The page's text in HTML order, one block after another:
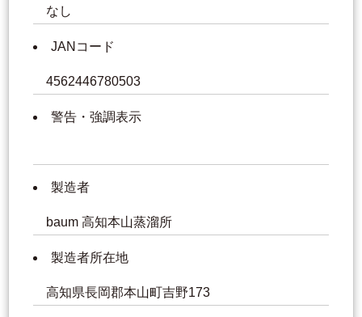
なし
JANコード
4562446780503
警告・強調表示
製造者
baum 高知本山蒸溜所
製造者所在地
高知県長岡郡本山町吉野173